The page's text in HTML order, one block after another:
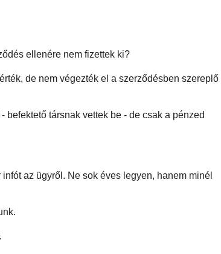
ellenére nem fizettek ki?
de nem végezték el a szerződésben szereplő
befektető társnak vettek be - de csak a pénzed
az ügyről. Ne sok éves legyen, hanem minél